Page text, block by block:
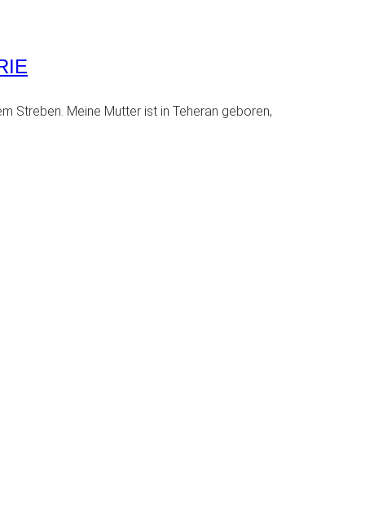
Streben. Meine Mutter ist in Teheran geboren,